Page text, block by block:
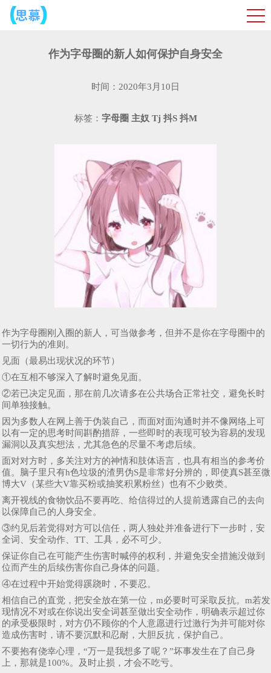
作为字母圈的新人如何保护自身安全
时间：2020年3月10日
标签： 字母圈 主奴 Tj 抖S 抖M
作为字母圈刚入圈的新人，可当做参考，但并不是你在字母圈中的
一切行为的准则。
见面（最易出现状况的环节）
①在互相不够深入了解时避免见面。
②若已决定见面，那在前几次请多在公共场合正常社交，避免长时
间单独接触。
因为多数人在网上善于伪装自己，而面对面沟通时并不像网络上可
以有一定的思考时间斟酌措辞，一些即时的表现可较为容易的发现
漏洞以及真实想法，尤其急色的尽量不考虑后续。
面对对方时，多关注对方的神情和肢体语言，也具有相当的参考价
值。脑子里只有h色垃圾的渣男伪S是非常好分辨的，即使真S甚至微
博大V（某些大V靠买粉或抽奖积累粉丝）也有不少败类。
离开视线的食物饮品不要再吃、给信得过的人提前透露自己的去向
以保障自己的人身安全。
③约见后若觉得对方可以信任，两人独处并准备进行下一步时，安
全词、安全动作、TT、工具，必不可少。
保证你自己在可能产生伤害时喊停的权利，并避免安全措施没做到
位而产生的后续伤害你自己身体的问题。
④在过程中开始觉得蹊跷时，不要忍。
相信自己的直觉，把安全放在第一位，m必要时可采取反抗。m若发
现情况不对或在你说出安全词甚至做出安全动作，明确表示超过你
的承受极限时，对方仍不顾你的个人意愿进行过激行为并可能对你
造成伤害时，请不要沉默和忍耐，大胆反抗，保护自己。
不要抱有侥幸心理，“万一是我想多了呢？”坏事发生在了自己身
上，那就是100%。及时止损，才会不吃亏。